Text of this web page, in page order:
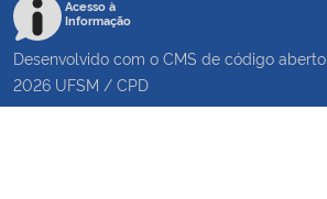
Acesso à
Informação
Desenvolvido com o CMS de código aberto
2026 UFSM / CPD